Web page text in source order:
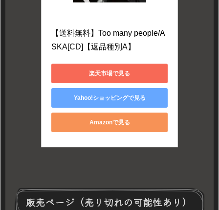
【送料無料】Too many people/A
SKA[CD]【返品種別A】
楽天市場で見る
Yahoo!ショッピングで見る
Amazonで見る
販売ページ（売り切れの可能性あり）